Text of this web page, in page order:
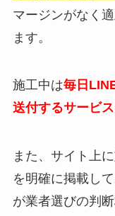
マージンがなく
ます。
施工中は毎日
送付するサービス
また、サイト上
を明確に掲載して
が業者選びの判